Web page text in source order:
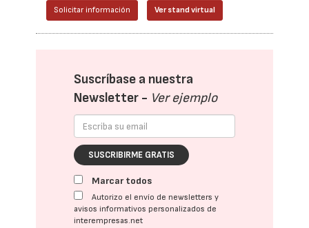
Solicitar información Ver stand virtual
Suscríbase a nuestra
Newsletter - Ver ejemplo
SUSCRIBIRME GRATIS
Marcar todos
Autorizo el envío de newsletters y
avisos informativos personalizados de
interempresas.net